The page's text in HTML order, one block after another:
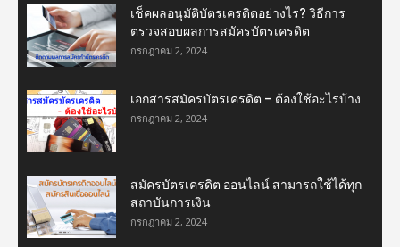
เช็คผลอนุมัติบัตรเครดิตอย่างไร? วิธีการ
ตรวจสอบผลการสมัครบัตรเครดิต
กรกฎาคม 2, 2024
เอกสารสมัครบัตรเครดิต – ต้องใช้อะไรบ้าง
กรกฎาคม 2, 2024
สมัครบัตรเครดิต ออนไลน์ สามารถใช้ได้ทุก
สถาบันการเงิน
กรกฎาคม 2, 2024